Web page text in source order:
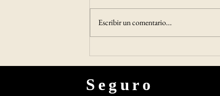
ganando terreno en la industria. En esa
línea, FID Seguros y Mutual Asesorías
Escribir un comentario...
Seguro